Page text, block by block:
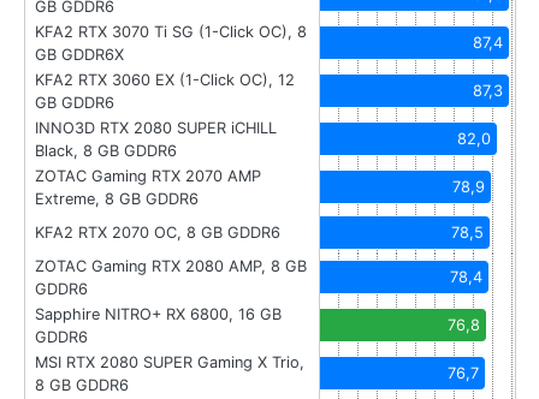
GB GDDR6
KFA2 RTX 3070 Ti SG (1-Click OC), 8
GB GDDR6X
87,4
KFA2 RTX 3060 EX (1-Click OC), 12
GB GDDR6
87,3
INNO3D RTX 2080 SUPER iCHILL
Black, 8 GB GDDR6
82,0
ZOTAC Gaming RTX 2070 AMP
Extreme, 8 GB GDDR6
78,9
KFA2 RTX 2070 OC, 8 GB GDDR6
78,5
ZOTAC Gaming RTX 2080 AMP, 8 GB
GDDR6
78,4
Sapphire NITRO+ RX 6800, 16 GB
GDDR6
76,8
MSI RTX 2080 SUPER Gaming X Trio,
8 GB GDDR6
76,7